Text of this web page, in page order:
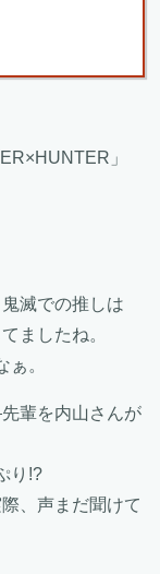
」
滅での推しは
ましたね。
。
先輩を内山さんが
り!?
、声まだ聞けて